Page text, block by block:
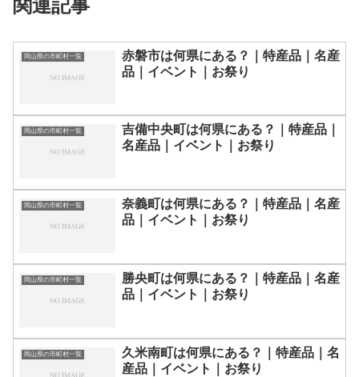
関連記事
岡山県の市町村一覧
赤磐市は何県にある？｜特産品｜名産
品｜イベント｜お祭り
岡山県の市町村一覧
吉備中央町は何県にある？｜特産品｜
名産品｜イベント｜お祭り
岡山県の市町村一覧
奈義町は何県にある？｜特産品｜名産
品｜イベント｜お祭り
岡山県の市町村一覧
勝央町は何県にある？｜特産品｜名産
品｜イベント｜お祭り
岡山県の市町村一覧
久米南町は何県にある？｜特産品｜名
産品｜イベント｜お祭り